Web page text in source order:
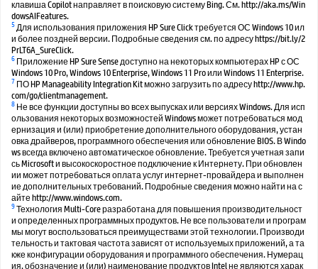
клавиша Copilot направляет в поисковую систему Bing. См. http://aka.ms/Win
dowsAIFeatures.
5Для использования приложения HP Sure Click требуется ОС Windows 10 ил
и более поздней версии. Подробные сведения см. по адресу https://bit.ly/2
PrLT6A_SureClick.
6 Приложение HP Sure Sense доступно на некоторых компьютерах HP с ОС
Windows 10 Pro, Windows 10 Enterprise, Windows 11 Pro или Windows 11 Enterprise.
7 ПО HP Manageability Integration Kit можно загрузить по адресу http://www.hp.
com/go/clientmanagement.
8 Не все функции доступны во всех выпусках или версиях Windows. Для исп
ользования некоторых возможностей Windows может потребоваться мод
ернизация и (или) приобретение дополнительного оборудования, устан
овка драйверов, программного обеспечения или обновление BIOS. В Windo
ws всегда включено автоматическое обновление. Требуется учетная запи
сь Microsoft и высокоскоростное подключение к Интернету. При обновлен
ии может потребоваться оплата услуг интернет-провайдера и выполнен
ие дополнительных требований. Подробные сведения можно найти на с
айте http://www.windows.com.
9Технология Multi-Core разработана для повышения производительност
и определенных программных продуктов. Не все пользователи и програм
мы могут воспользоваться преимуществами этой технологии. Производи
тельность и тактовая частота зависят от используемых приложений, а та
кже конфигурации оборудования и программного обеспечения. Нумерац
ия, обозначение и (или) наименование продуктов Intel не являются харак